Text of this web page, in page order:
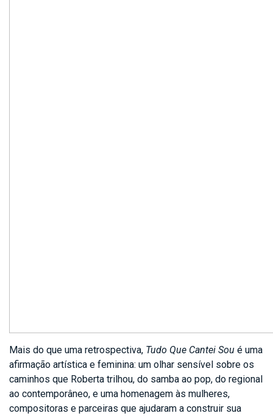
Mais do que uma retrospectiva, Tudo Que Cantei Sou é uma
afirmação artística e feminina: um olhar sensível sobre os
caminhos que Roberta trilhou, do samba ao pop, do regional
ao contemporâneo, e uma homenagem às mulheres,
compositoras e parceiras que ajudaram a construir sua